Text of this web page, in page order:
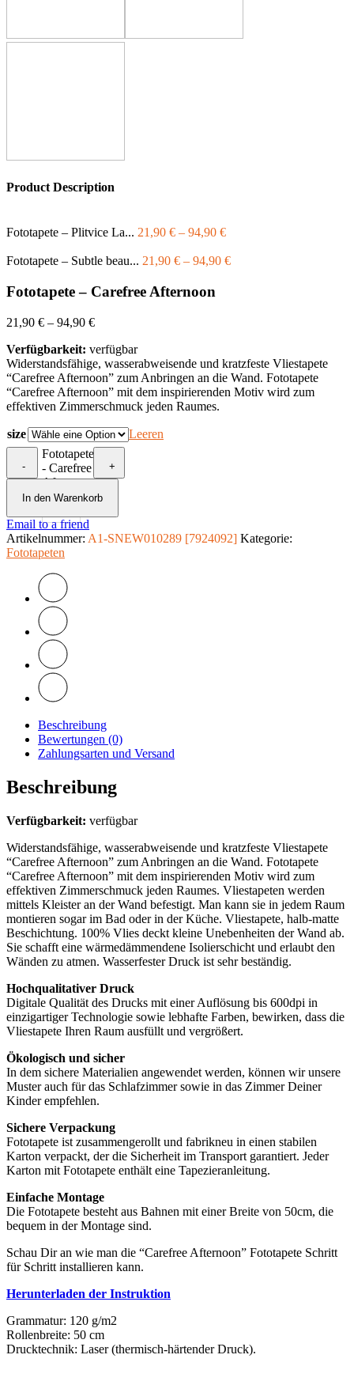
Product Description
Fototapete – Plitvice La... 21,90 € – 94,90 €
Fototapete – Subtle beau... 21,90 € – 94,90 €
Fototapete – Carefree Afternoon
21,90 € – 94,90 €
Verfügbarkeit: verfügbar
Widerstandsfähige, wasserabweisende und kratzfeste Vliestapete
“Carefree Afternoon” zum Anbringen an die Wand. Fototapete
“Carefree Afternoon” mit dem inspirierenden Motiv wird zum
effektiven Zimmerschmuck jeden Raumes.
size Leeren
-
Fototapete
- Carefree
Afternoon
Menge
+
In den Warenkorb
Email to a friend
Artikelnummer: A1-SNEW010289 [7924092] Kategorie:
Fototapeten
Beschreibung
Bewertungen (0)
Zahlungsarten und Versand
Beschreibung
Verfügbarkeit: verfügbar
Widerstandsfähige, wasserabweisende und kratzfeste Vliestapete
“Carefree Afternoon” zum Anbringen an die Wand. Fototapete
“Carefree Afternoon” mit dem inspirierenden Motiv wird zum
effektiven Zimmerschmuck jeden Raumes. Vliestapeten werden
mittels Kleister an der Wand befestigt. Man kann sie in jedem Raum
montieren sogar im Bad oder in der Küche. Vliestapete, halb-matte
Beschichtung. 100% Vlies deckt kleine Unebenheiten der Wand ab.
Sie schafft eine wärmedämmendene Isolierschicht und erlaubt den
Wänden zu atmen. Wasserfester Druck ist sehr beständig.
Hochqualitativer Druck
Digitale Qualität des Drucks mit einer Auflösung bis 600dpi in
einzigartiger Technologie sowie lebhafte Farben, bewirken, dass die
Vliestapete Ihren Raum ausfüllt und vergrößert.
Ökologisch und sicher
In dem sichere Materialien angewendet werden, können wir unsere
Muster auch für das Schlafzimmer sowie in das Zimmer Deiner
Kinder empfehlen.
Sichere Verpackung
Fototapete ist zusammengerollt und fabrikneu in einen stabilen
Karton verpackt, der die Sicherheit im Transport garantiert. Jeder
Karton mit Fototapete enthält eine Tapezieranleitung.
Einfache Montage
Die Fototapete besteht aus Bahnen mit einer Breite von 50cm, die
bequem in der Montage sind.
Schau Dir an wie man die “Carefree Afternoon” Fototapete Schritt
für Schritt installieren kann.
Herunterladen der Instruktion
Grammatur: 120 g/m2
Rollenbreite: 50 cm
Drucktechnik: Laser (thermisch-härtender Druck).